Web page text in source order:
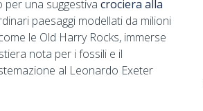
una suggestiva crociera alla
paesaggi modellati da milioni
le Old Harry Rocks, immerse
nota per i fossili e il
al Leonardo Exeter